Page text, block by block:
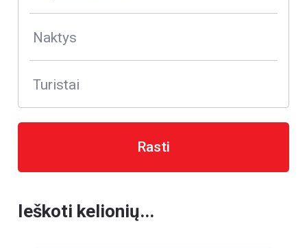
Naktys
Turistai
Rasti
Ieškoti kelionių...